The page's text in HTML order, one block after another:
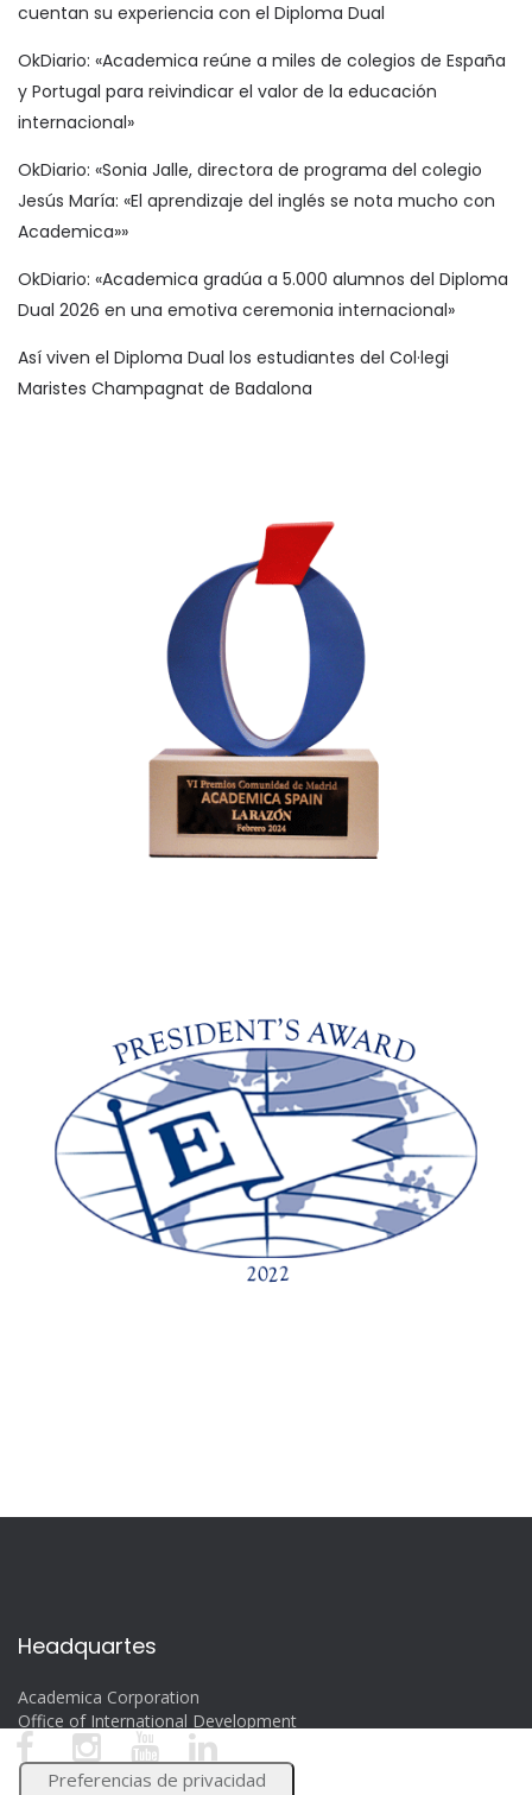
cuentan su experiencia con el Diploma Dual
OkDiario: «Academica reúne a miles de colegios de España
y Portugal para reivindicar el valor de la educación
internacional»
OkDiario: «Sonia Jalle, directora de programa del colegio
Jesús María: «El aprendizaje del inglés se nota mucho con
Academica»»
OkDiario: «Academica gradúa a 5.000 alumnos del Diploma
Dual 2026 en una emotiva ceremonia internacional»
Así viven el Diploma Dual los estudiantes del Col·legi
Maristes Champagnat de Badalona
Headquartes
Academica Corporation
Office of International Development
6340 Sunset Drive – Miami, FL 33143
www.academica.org